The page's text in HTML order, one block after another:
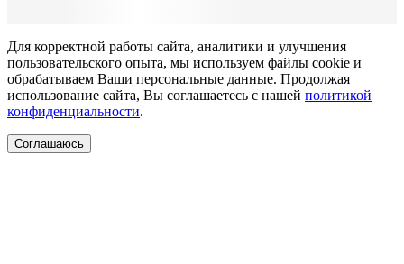
Для корректной работы сайта, аналитики и улучшения
пользовательского опыта, мы используем файлы cookie и
обрабатываем Ваши персональные данные. Продолжая
использование сайта, Вы соглашаетесь с нашей политикой
конфиденциальности.
Соглашаюсь